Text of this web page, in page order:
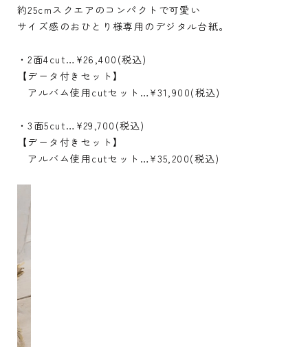
約25cmスクエアのコンパクトで可愛い
サイズ感のおひとり様専用のデジタル台紙。
・2面4cut…¥26,400(税込)
【データ付きセット】
アルバム使用cutセット…¥31,900(税込)
・3面5cut…¥29,700(税込)
【データ付きセット】
アルバム使用cutセット…¥35,200(税込)